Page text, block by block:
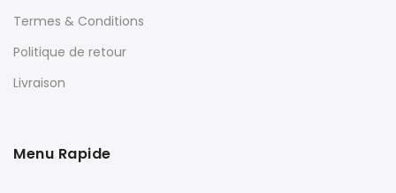
Termes & Conditions
Politique de retour
Livraison
Menu Rapide